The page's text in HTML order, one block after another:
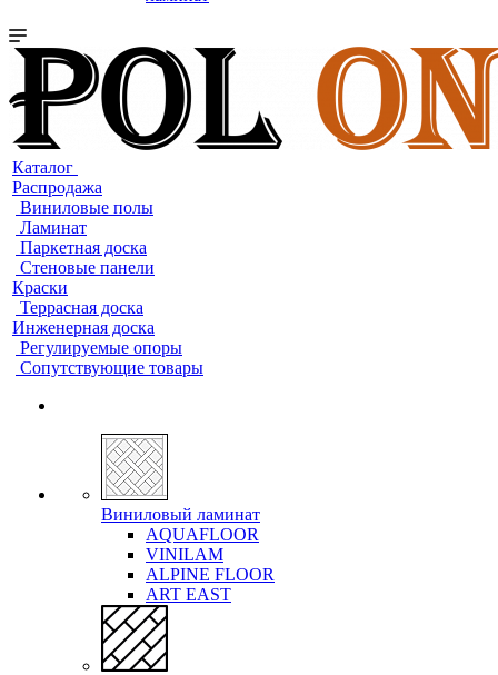
Каталог
Распродажа
Виниловые полы
Ламинат
Паркетная доска
Стеновые панели
Краски
Террасная доска
Инженерная доска
Регулируемые опоры
Сопутствующие товары
Виниловый ламинат
AQUAFLOOR
VINILAM
ALPINE FLOOR
ART EAST